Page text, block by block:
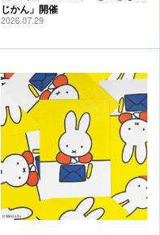
じかん」開催
2026.07.29